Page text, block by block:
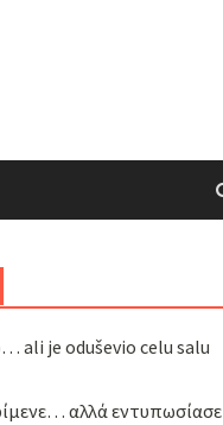
ali je oduševio celu salu
αλλά εντυπωσίασε